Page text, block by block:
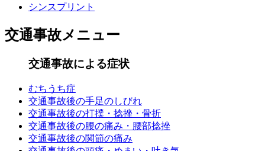
シンスプリント
交通事故メニュー
交通事故による症状
むちうち症
交通事故後の手足のしびれ
交通事故後の打撲・捻挫・骨折
交通事故後の腰の痛み・腰部捻挫
交通事故後の関節の痛み